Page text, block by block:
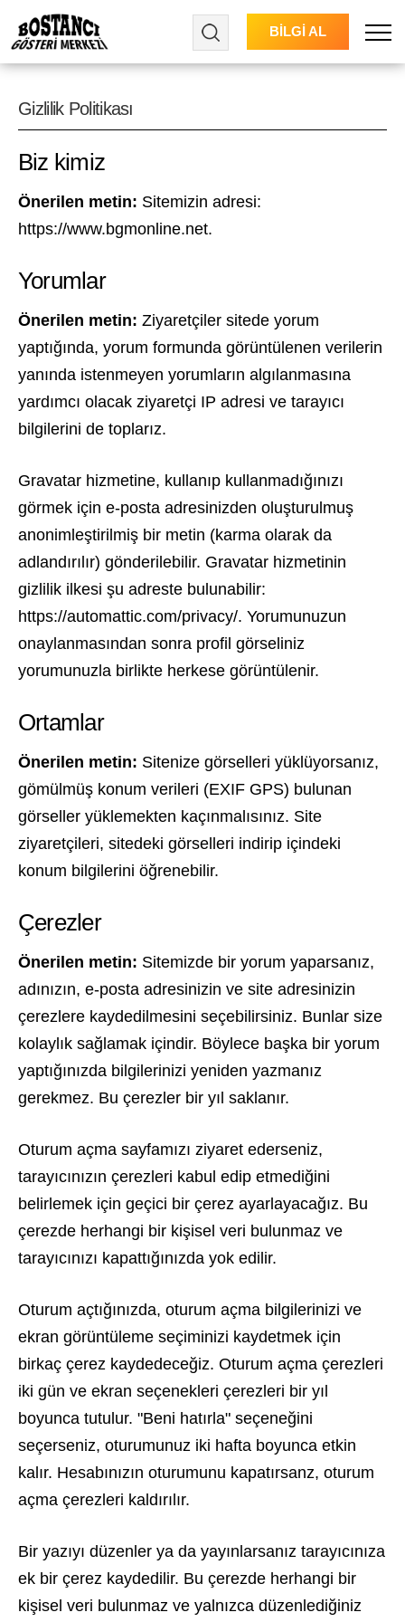
Menu
BİLGİ AL
Gizlilik Politikası
Biz kimiz
Önerilen metin: Sitemizin adresi:
https://www.bgmonline.net.
Yorumlar
Önerilen metin: Ziyaretçiler sitede yorum
yaptığında, yorum formunda görüntülenen verilerin
yanında istenmeyen yorumların algılanmasına
yardımcı olacak ziyaretçi IP adresi ve tarayıcı
bilgilerini de toplarız.
Gravatar hizmetine, kullanıp kullanmadığınızı
görmek için e-posta adresinizden oluşturulmuş
anonimleştirilmiş bir metin (karma olarak da
adlandırılır) gönderilebilir. Gravatar hizmetinin
gizlilik ilkesi şu adreste bulunabilir:
https://automattic.com/privacy/. Yorumunuzun
onaylanmasından sonra profil görseliniz
yorumunuzla birlikte herkese görüntülenir.
Ortamlar
Önerilen metin: Sitenize görselleri yüklüyorsanız,
gömülmüş konum verileri (EXIF GPS) bulunan
görseller yüklemekten kaçınmalısınız. Site
ziyaretçileri, sitedeki görselleri indirip içindeki
konum bilgilerini öğrenebilir.
Çerezler
Önerilen metin: Sitemizde bir yorum yaparsanız,
adınızın, e-posta adresinizin ve site adresinizin
çerezlere kaydedilmesini seçebilirsiniz. Bunlar size
kolaylık sağlamak içindir. Böylece başka bir yorum
yaptığınızda bilgilerinizi yeniden yazmanız
gerekmez. Bu çerezler bir yıl saklanır.
Oturum açma sayfamızı ziyaret ederseniz,
tarayıcınızın çerezleri kabul edip etmediğini
belirlemek için geçici bir çerez ayarlayacağız. Bu
çerezde herhangi bir kişisel veri bulunmaz ve
tarayıcınızı kapattığınızda yok edilir.
Oturum açtığınızda, oturum açma bilgilerinizi ve
ekran görüntüleme seçiminizi kaydetmek için
birkaç çerez kaydedeceğiz. Oturum açma çerezleri
iki gün ve ekran seçenekleri çerezleri bir yıl
boyunca tutulur. "Beni hatırla" seçeneğini
seçerseniz, oturumunuz iki hafta boyunca etkin
kalır. Hesabınızın oturumunu kapatırsanz, oturum
açma çerezleri kaldırılır.
Bir yazıyı düzenler ya da yayınlarsanız tarayıcınıza
ek bir çerez kaydedilir. Bu çerezde herhangi bir
kişisel veri bulunmaz ve yalnızca düzenlediğiniz